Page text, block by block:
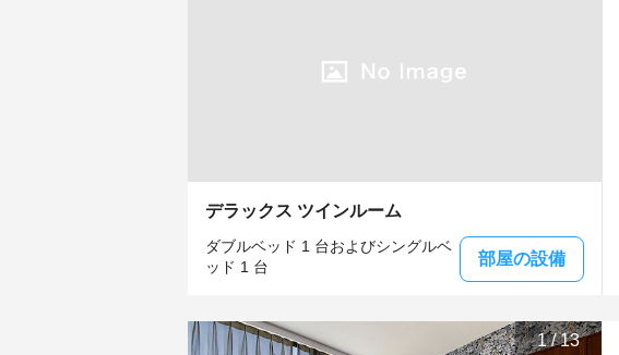
デラックス ツインルーム
ダブルベッド 1 台およびシングルベ
ッド 1 台
部屋の設備
1/13